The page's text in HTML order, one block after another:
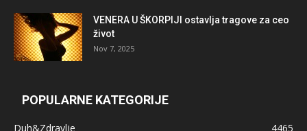
VENERA U ŠKORPIJI ostavlja tragove za ceo
život
Nov 7, 2025
POPULARNE KATEGORIJE
Duh&Zdravlje 4465